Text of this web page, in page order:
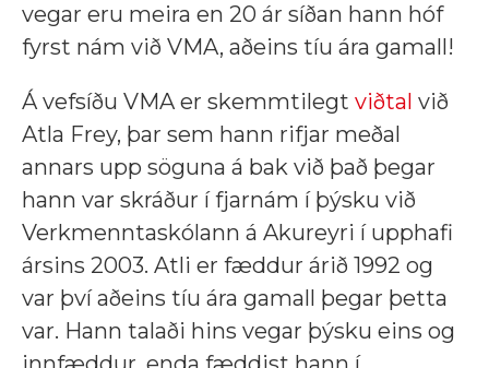
vegar eru meira en 20 ár síðan hann hóf
fyrst nám við VMA, aðeins tíu ára gamall!
Á vefsíðu VMA er skemmtilegt viðtal við
Atla Frey, þar sem hann rifjar meðal
annars upp söguna á bak við það þegar
hann var skráður í fjarnám í þýsku við
Verkmenntaskólann á Akureyri í upphafi
ársins 2003. Atli er fæddur árið 1992 og
var því aðeins tíu ára gamall þegar þetta
var. Hann talaði hins vegar þýsku eins og